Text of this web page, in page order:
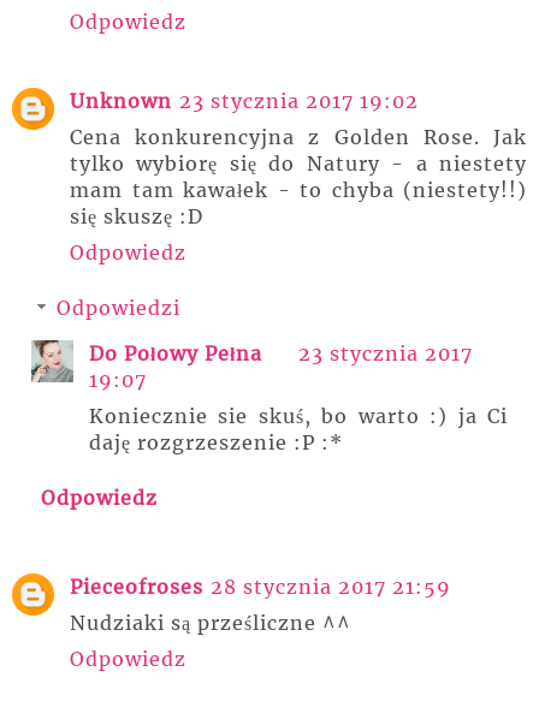
Odpowiedz
Unknown 23 stycznia 2017 19:02
Cena konkurencyjna z Golden Rose. Jak
tylko wybiorę się do Natury - a niestety
mam tam kawałek - to chyba (niestety!!)
się skuszę :D
Odpowiedz
Odpowiedzi
Do Połowy Pełna
23 stycznia 2017
19:07
Koniecznie sie skuś, bo warto :) ja Ci
daję rozgrzeszenie :P :*
Odpowiedz
Pieceofroses 28 stycznia 2017 21:59
Nudziaki są prześliczne ^^
Odpowiedz